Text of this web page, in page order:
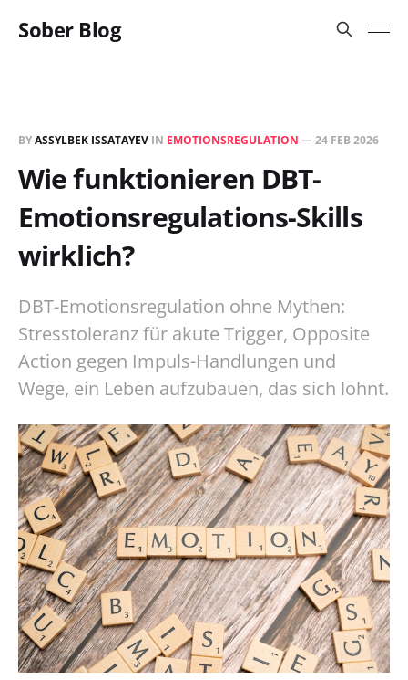
Sober Blog
BYASSYLBEK ISSATAYEV IN EMOTIONSREGULATION —24 FEB 2026
Wie funktionieren DBT-
Emotionsregulations-Skills
wirklich?
DBT-Emotionsregulation ohne Mythen:
Stresstoleranz für akute Trigger, Opposite
Action gegen Impuls-Handlungen und
Wege, ein Leben aufzubauen, das sich lohnt.